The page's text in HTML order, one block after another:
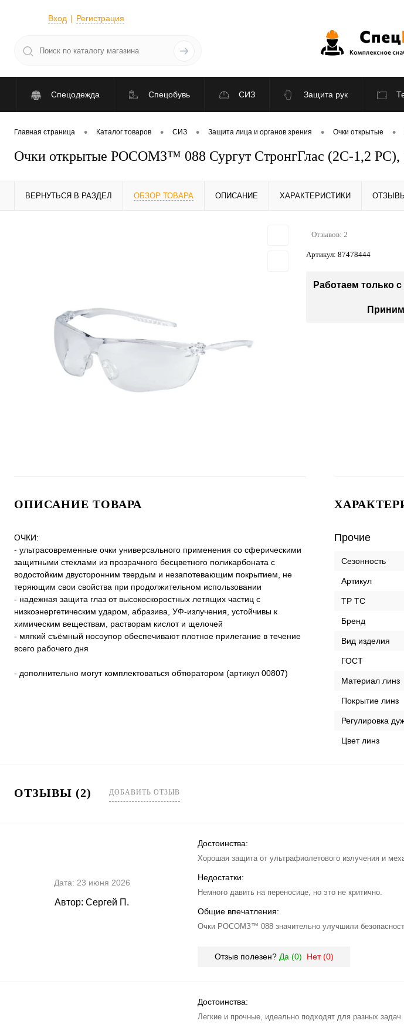
Вход Регистрация
Спецодежда Спецобувь СИЗ Защита рук
По отраслям
Главная страница • Каталог товаров • СИЗ • Защита лица и органов зрения • Очки открытые •
Очки открытые РОСОМЗ™ 088 Сургут СтронгГлас (2С-1,2 PС),
ВЕРНУТЬСЯ В РАЗДЕЛ ОБЗОР ТОВАРА ОПИСАНИЕ ХАРАКТЕРИСТИКИ ОТЗЫВЫ
Отзывов: 2
Артикул: 87478444
Работаем только
ОПИСАНИЕ ТОВАРА
ОЧКИ:
- ультрасовременные очки универсального применения со сферическими
защитными стеклами из прозрачного бесцветного поликарбоната с
водостойким двусторонним твердым и незапотевающим покрытием, не
теряющим свои свойства при продолжительном использовании
- надежная защита глаз от высокоскоростных летящих частиц с
низкоэнергетическим ударом, абразива, УФ-излучения, устойчивы к
химическим веществам, растворам кислот и щелочей
- мягкий съёмный носоупор обеспечивают плотное прилегание в течение
всего рабочего дня
- дополнительно могут комплектоваться обтюратором (артикул 00807)
Прочие
Сезонность
Артикул
ТР ТС
Бренд
Вид изделия
ГОСТ
Материал линз
Покрытие линз
Регулировка
Цвет линз
ОТЗЫВЫ (2) ДОБАВИТЬ ОТЗЫВ
Дата: 23 июня 2026
Автор: Сергей П.
Достоинства:
Хорошая защита от ультрафиолетового излучения и
Недостатки:
Немного давить на переносице, но это не критично.
Общие впечатления:
Очки РОСОМЗ™ 088 значительно улучшили
Отзыв полезен? Да (0) Нет (0)
Достоинства:
Легкие и прочные, идеально подходят для разных задач.